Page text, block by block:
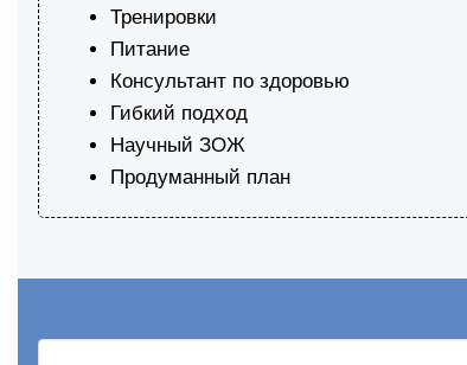
Тренировки
Питание
Консультант по здоровью
Гибкий подход
Научный ЗОЖ
Продуманный план